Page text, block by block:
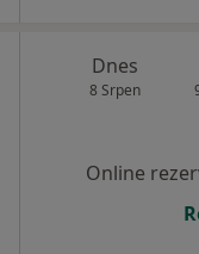
Dnes
8 Srpen
Online